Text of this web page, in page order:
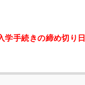
学手続きの締め切り日